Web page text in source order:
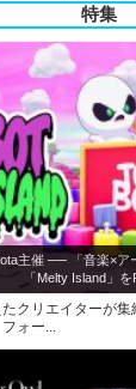
特集
主催 ── 「音楽×ア
「Melty Island」を
クリエイターが
ォー...